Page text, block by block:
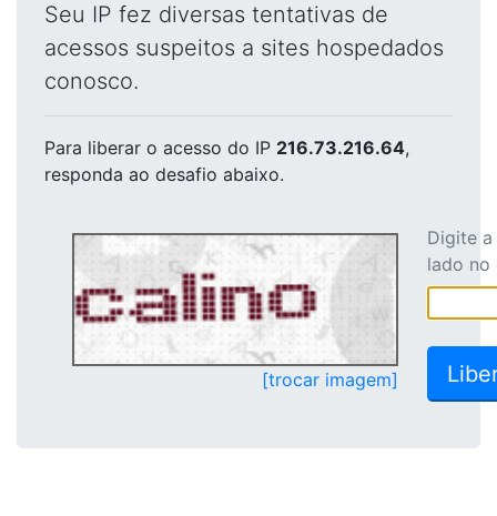
Seu IP fez diversas tentativas de
acessos suspeitos a sites hospedados
conosco.
Para liberar o acesso do IP 216.73.216.64,
responda ao desafio abaixo.
[trocar imagem]
Digite
lado no